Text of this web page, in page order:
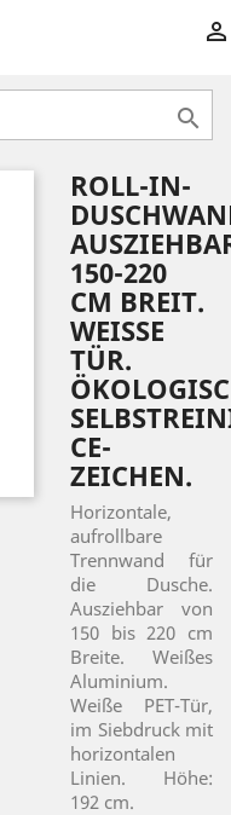


ROLL-IN-
150-220
CM BREIT.
WEISSE T
ÜR. Ö
E-Z
EICHEN.
Horizontale,
aufrollbare
Trennwand für
die Dusche.
Ausziehbar von
150 bis 220 cm
Breite. Weißes
Aluminium.
Weiße PET-Tür,
im Siebdruck mit
horizontalen
Linien. Höhe:
192 cm.